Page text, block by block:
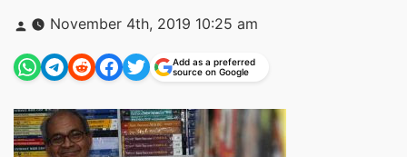
Posted
by
November 4th, 2019 10:25 am
Add as a preferred
source on Google